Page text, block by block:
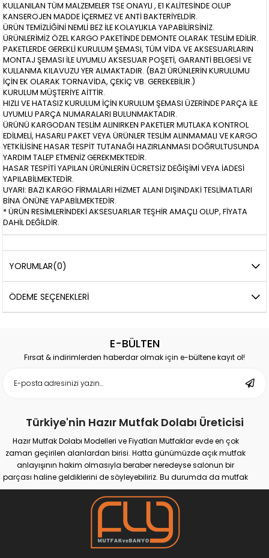
KULLANILAN TÜM MALZEMELER TSE ONAYLI , E1 KALİTESİNDE OLUP
KANSEROJEN MADDE İÇERMEZ VE ANTİ BAKTERİYELDİR.
ÜRÜN TEMİZLİĞİNİ NEMLİ BEZ İLE KOLAYLIKLA YAPABİLİRSİNİZ.
ÜRÜNLERİMİZ ÖZEL KARGO PAKETİNDE DEMONTE OLARAK TESLİM EDİLİR.
PAKETLERDE GEREKLİ KURULUM ŞEMASI, TÜM VİDA VE AKSESUARLARIN
MONTAJ ŞEMASI İLE UYUMLU AKSESUAR POŞETİ, GARANTİ BELGESİ VE
KULLANMA KILAVUZU YER ALMAKTADIR. (BAZI ÜRÜNLERİN KURULUMU
İÇİN EK OLARAK TORNAVİDA, ÇEKİÇ VB. GEREKEBİLİR.)
KURULUM MÜŞTERİYE AİTTİR.
HIZLI VE HATASIZ KURULUM İÇİN KURULUM ŞEMASI ÜZERİNDE PARÇA İLE
UYUMLU PARÇA NUMARALARI BULUNMAKTADIR.
ÜRÜNÜ KARGODAN TESLİM ALINIRKEN PAKETLER MUTLAKA KONTROL
EDİLMELİ, HASARLI PAKET VEYA ÜRÜNLER TESLİM ALINMAMALI VE KARGO
YETKİLİSİNE HASAR TESPİT TUTANAĞI HAZIRLANMASI DOĞRULTUSUNDA
YARDIM TALEP ETMENİZ GEREKMEKTEDİR.
HASAR TESPİTİ YAPILAN ÜRÜNLERİN ÜCRETSİZ DEĞİŞİMİ VEYA İADESİ
YAPILABİLMEKTEDİR.
UYARI: BAZI KARGO FİRMALARI HİZMET ALANI DIŞINDAKİ TESLİMATLARI
BİNA ÖNÜNE YAPABİLMEKTEDİR.
* ÜRÜN RESİMLERİNDEKİ AKSESUARLAR TEŞHİR AMAÇLI OLUP, FİYATA
DAHİL DEĞİLDİR.
YORUMLAR(0)
ÖDEME SEÇENEKLERI
E-BÜLTEN
Fırsat & indirimlerden haberdar olmak için e-bültene kayıt ol!
Türkiye'nin Hazır Mutfak Dolabı Üreticisi
Hazır Mutfak Dolabı Modelleri ve Fiyatları Mutfaklar evde en çok
zaman geçirilen alanlardan birisi. Hatta günümüzde açık mutfak
anlayışının hakim olmasıyla beraber neredeyse salonun bir
parçası haline geldiklerini de söyleyebiliriz. Bu durumda da mutfak
için tercih edeceğimiz her mobilya ürünü evimizin genel
dekorasyonuna da etki etmeye başladı. Gerek kendimiz için
gerekse evimize gelen konuklarımız için estetik değeri yüksek,
kullanışlı ve bir o kadar etkileyici mobilyalara sahip olmak önem
arz edebilir. Eğer böyle düşünüyorsanız hazır mutfak dolabı tercih
etmek sizi büyük bir tasarım derdinden kurtarabilir. Tabii ki burada